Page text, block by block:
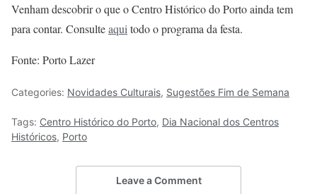
Venham descobrir o que o Centro Histórico do Porto ainda tem
para contar. Consulteaqui todo o programa da festa.
Fonte: Porto Lazer
Categories: Novidades Culturais, Sugestões Fim de Semana
Tags: Centro Histórico do Porto, Dia Nacional dos Centros
Históricos, Porto
Leave a Comment